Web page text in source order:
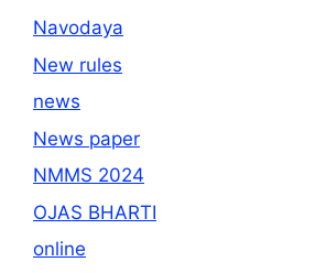
Navodaya
New rules
news
News paper
NMMS 2024
OJAS BHARTI
online